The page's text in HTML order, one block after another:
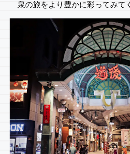
泉の旅をより豊かに彩ってみて